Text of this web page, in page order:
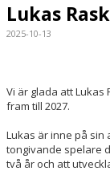
KALENDER
VÅRA LAG/TRÄNARE
MATCHER
BÖRJA I SKILJEBO SK
Lukas
2025-10-13
Vi är glada att Lukas
fram till 2027.
Lukas är inne på sin
tongivande spelare
två år och att